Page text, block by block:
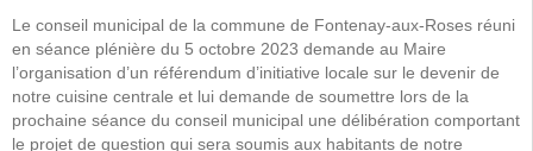
Le conseil municipal de la commune de Fontenay-aux-Roses réuni
en séance plénière du 5 octobre 2023 demande au Maire
l’organisation d’un référendum d’initiative locale sur le devenir de
notre cuisine centrale et lui demande de soumettre lors de la
prochaine séance du conseil municipal une délibération comportant
le projet de question qui sera soumis aux habitants de notre